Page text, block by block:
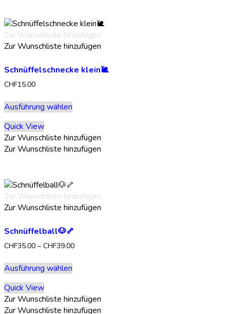
können
auf
der
gewählt
Zur Wunschliste hinzufügen
Zur Wunschliste hinzufügen
Schnüffelschnecke klein🐌
CHF15.00
Ausführung wählen
mehrere
Varianten
auf.
auf
der
gewählt
werden
Quick View
Zur Wunschliste hinzufügen
Zur Wunschliste hinzufügen
Zur Wunschliste hinzufügen
Zur Wunschliste hinzufügen
Schnüffelball🐶🦴
CHF35.00 – CHF39.00Preisspanne:
Ausführung wählen
mehrere
Varianten
Quick View
Zur Wunschliste hinzufügen
Zur Wunschliste hinzufügen